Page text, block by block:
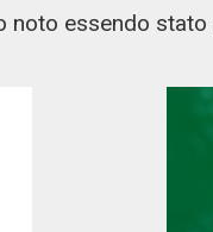
essendo stato